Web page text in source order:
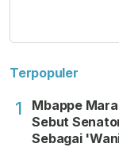
Terpopuler
1
Mbappe
Sebut
Sebagai